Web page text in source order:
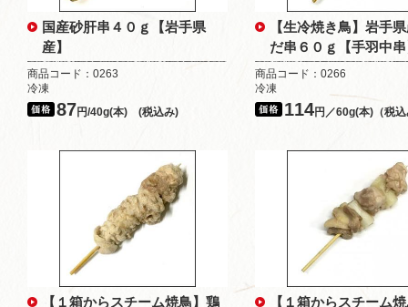
国産砂肝串４０ｇ【岩手県
産】
商品コード：0263
冷凍
87円/40g(本) (税込み)
【生冷焼き鳥】岩手
だ串６０ｇ【手羽中
商品コード：0266
冷凍
114円／60g(本)（税
【１箱からスチーム焼鳥】鶏
【１箱からスチーム